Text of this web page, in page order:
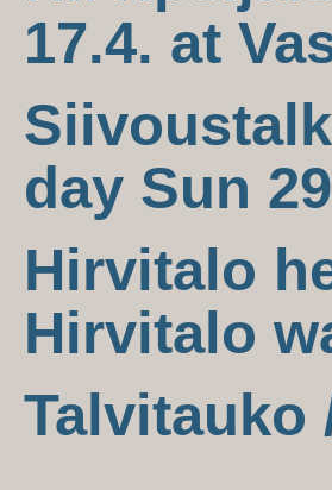
17.4. at
day Sun
Hirvitalo
Hirvitalo
Talvitauko